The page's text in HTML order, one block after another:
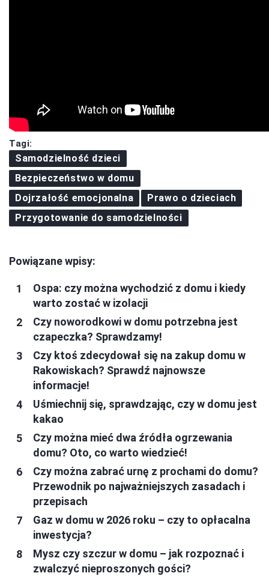
Tagi:
Samodzielność dzieci
Bezpieczeństwo w domu
Dojrzałość emocjonalna
Prawo o dzieciach
Przygotowanie do samodzielności
Powiązane wpisy:
Ospa: czy można wychodzić z domu i kiedy
warto zostać w izolacji
Czy noworodkowi w domu potrzebna jest
czapeczka? Sprawdzamy!
Czy ktoś zdecydował się na zakup domu w
Rakowiskach? Sprawdź najnowsze
informacje!
Uśmiechnij się, sprawdzając, czy w domu jest
kakao
Czy można mieć dwa źródła ogrzewania
domu? Oto, co warto wiedzieć!
Czy można zabrać urnę z prochami do domu?
Przewodnik po najważniejszych zasadach i
przepisach
Gaz w domu w 2026 roku – czy to opłacalna
inwestycja?
Mysz czy szczur w domu – jak rozpoznać i
zwalczyć nieproszonych gości?